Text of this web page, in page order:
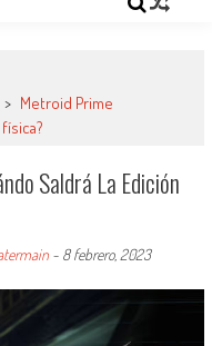
> Metroid Prime
Saldrá La Edición
- 8 febrero, 2023